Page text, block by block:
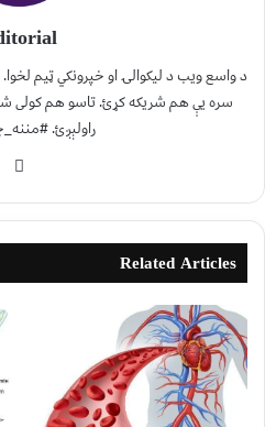
د واسع ویب د لیکوالۍ او خپرونکي ټیم
سره یې هم شریکه کړئ. تاسو هم کولی شئ
راولېږئ.
Related Articles